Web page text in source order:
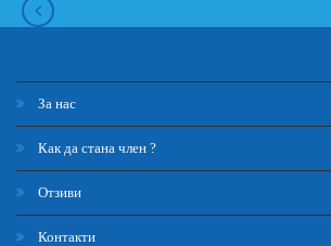
За нас
Как да стана член ?
Отзиви
Контакти